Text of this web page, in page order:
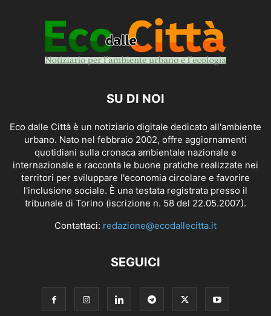
SU DI NOI
Eco dalle Città è un notiziario digitale dedicato all'ambiente
urbano. Nato nel febbraio 2002, offre aggiornamenti
quotidiani sulla cronaca ambientale nazionale e
internazionale e racconta le buone pratiche realizzate nei
territori per sviluppare l'economia circolare e favorire
l'inclusione sociale. È una testata registrata presso il
tribunale di Torino (iscrizione n. 58 del 22.05.2007).
Contattaci: redazione@ecodallecitta.it
SEGUICI